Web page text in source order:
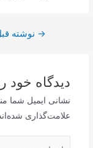
راهبری
→ نوشته
دیدگاه‌ خود
نشانی ایمیل شما
علامت‌گذاری